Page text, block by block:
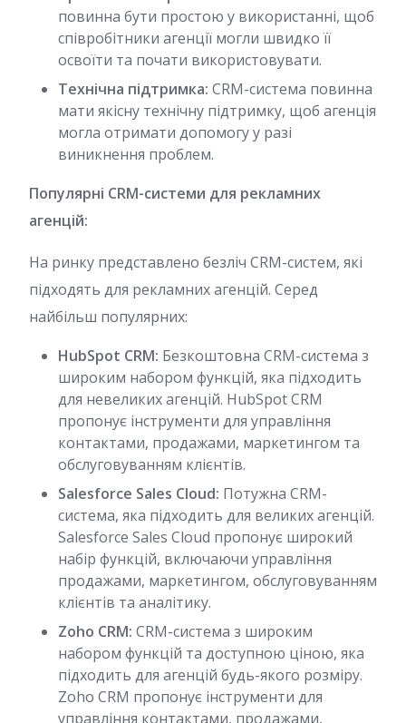
повинна бути простою у використанні, щоб
співробітники агенції могли швидко її
освоїти та почати використовувати.
Технічна підтримка: CRM-система повинна
мати якісну технічну підтримку, щоб агенція
могла отримати допомогу у разі
виникнення проблем.
Популярні CRM-системи для рекламних
агенцій:
На ринку представлено безліч CRM-систем, які
підходять для рекламних агенцій. Серед
найбільш популярних:
HubSpot CRM: Безкоштовна CRM-система з
широким набором функцій, яка підходить
для невеликих агенцій. HubSpot CRM
пропонує інструменти для управління
контактами, продажами, маркетингом та
обслуговуванням клієнтів.
Salesforce Sales Cloud: Потужна CRM-
система, яка підходить для великих агенцій.
Salesforce Sales Cloud пропонує широкий
набір функцій, включаючи управління
продажами, маркетингом, обслуговуванням
клієнтів та аналітику.
Zoho CRM: CRM-система з широким
набором функцій та доступною ціною, яка
підходить для агенцій будь-якого розміру.
Zoho CRM пропонує інструменти для
управління контактами, продажами,